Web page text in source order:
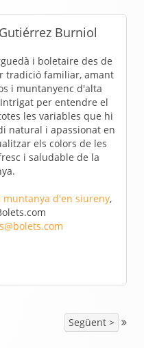
Burniol
i boletaire des de
tradició familiar, amant
i muntanyenc d'alta
per entendre el
les variables que hi
natural i apassionat en
els colors de les
i saludable de la
muntanya d'en siureny,
Següent >